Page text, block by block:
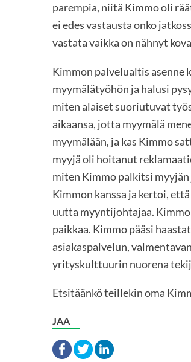
parempia, niitä Kimmo oli
ei edes vastausta onko
vastata vaikka on nähnyt
Kimmon palvelualtis asenne
myymälätyöhön ja halusi
miten alaiset suoriutuvat
aikaansa, jotta myymälä
myymälään, ja kas Kimmo
myyjä oli hoitanut
miten Kimmo palkitsi myyjän
Kimmon kanssa ja kertoi,
uutta myyntijohtajaa.
paikkaa. Kimmo pääsi
asiakaspalvelun,
yrityskulttuurin nuorena
Etsitäänkö teillekin oma
JAA